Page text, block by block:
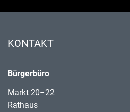
KONTAKT
Bürgerbüro
Markt 20–22
Rathaus